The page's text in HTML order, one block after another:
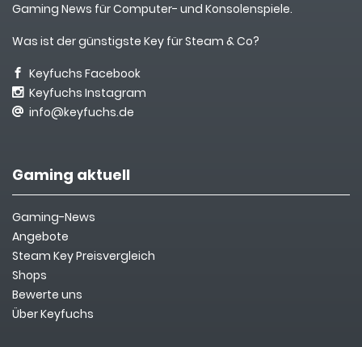
Gaming News für Computer- und Konsolenspiele.
Was ist der günstigste Key für Steam & Co?
Keyfuchs Facebook
Keyfuchs Instagram
info@keyfuchs.de
Gaming aktuell
Gaming-News
Angebote
Steam Key Preisvergleich
Shops
Bewerte uns
Über Keyfuchs